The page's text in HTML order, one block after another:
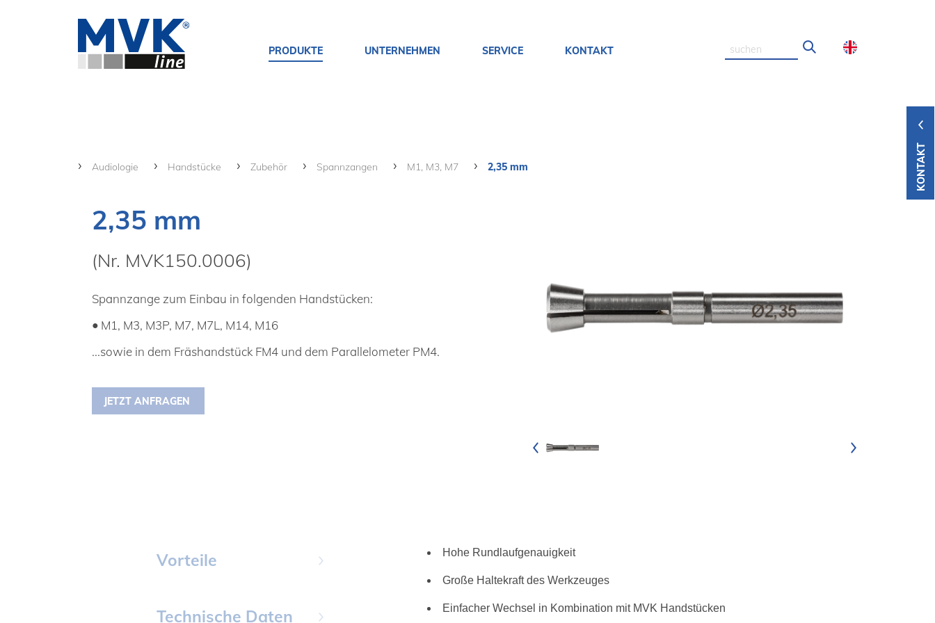
PRODUKTE UNTERNEHMEN SERVICE KONTAKT
Audiologie Handstücke Zubehör Spannzangen M1, M3, M7 2,35 mm
2,35 mm
(Nr. MVK150.0006)
Spannzange zum Einbau in folgenden Handstücken:
• M1, M3, M3P, M7, M7L, M14, M16
...sowie in dem Fräshandstück FM4 und dem Parallelometer PM4.
JETZT ANFRAGEN
Vorteile
Technische Daten
Hohe Rundlaufgenauigkeit
Große Haltekraft des Werkzeuges
Einfacher Wechsel in Kombination mit MVK Handstücken
KONTAKT